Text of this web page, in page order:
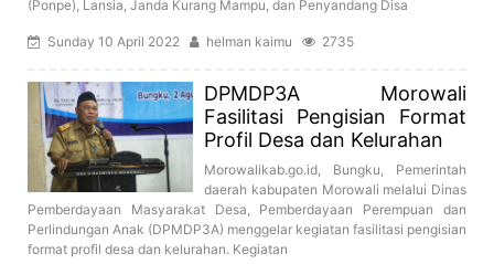
(Ponpe), Lansia, Janda Kurang Mampu, dan Penyandang Disa
Sunday 10 April 2022 helman kaimu 2735
DPMDP3A Morowali
Fasilitasi Pengisian Format
Profil Desa dan Kelurahan
Morowalikab.go.id, Bungku, Pemerintah
daerah kabupaten Morowali melalui Dinas
Pemberdayaan Masyarakat Desa, Pemberdayaan Perempuan dan
Perlindungan Anak (DPMDP3A) menggelar kegiatan fasilitasi pengisian
format profil desa dan kelurahan. Kegiatan